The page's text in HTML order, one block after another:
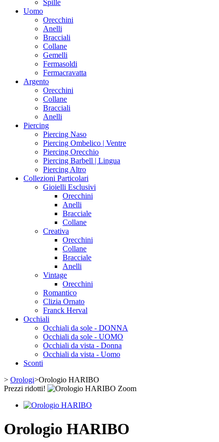
Spille
Uomo
Orecchini
Anelli
Bracciali
Collane
Gemelli
Fermasoldi
Fermacravatta
Argento
Orecchini
Collane
Bracciali
Anelli
Piercing
Piercing Naso
Piercing Ombelico | Ventre
Piercing Orecchio
Piercing Barbell | Lingua
Piercing Altro
Collezioni Particolari
Gioielli Esclusivi
Orecchini
Anelli
Bracciale
Collane
Creativa
Orecchini
Collane
Bracciale
Anelli
Vintage
Orecchini
Romantico
Clizia Ornato
Franck Herval
Occhiali
Occhiali da sole - DONNA
Occhiali da sole - UOMO
Occhiali da vista - Donna
Occhiali da vista - Uomo
Sconti
> Orologi>Orologio HARIBO
Prezzi ridotti!
Zoom
Orologio HARIBO